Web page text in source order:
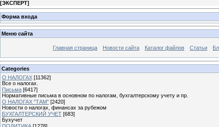
[ЭКСПЕРТ]
Форма входа
Меню сайта
Главная страница Новости сайта Каталог файлов Статьи
Categories
О НАЛОГАХ [11362]
Все о налогах.
Письма [6417]
Нормативные письма в основном по налогам, бухгалтерскому учету и пр.
О НАЛОГАХ "ТАМ" [2420]
Новости о налогах, финансах за рубежом
БУХГАЛТЕРСКИЙ УЧЕТ [683]
Бухучет